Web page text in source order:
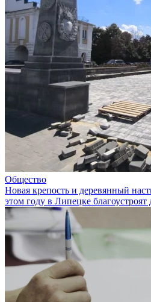
Общество
Новая крепость и деревянный
этом году в Липецке благоустроят